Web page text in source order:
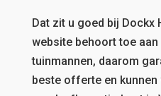
Dat zit u goed bij Dockx
website behoort toe aan
tuinmannen, daarom
beste offerte en kunnen